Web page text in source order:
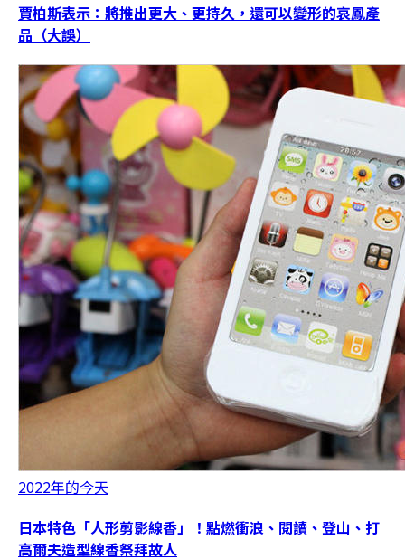
賈柏斯表示：將推出更大、更持久，還可以變形的哀鳳產
品（大誤）
2022年的今天
日本特色「人形剪影線香」！點燃衝浪、閱讀、登山、打
高爾夫造型線香祭拜故人